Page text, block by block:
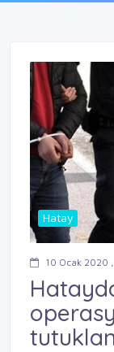
Hatay
10 Ocak 2020